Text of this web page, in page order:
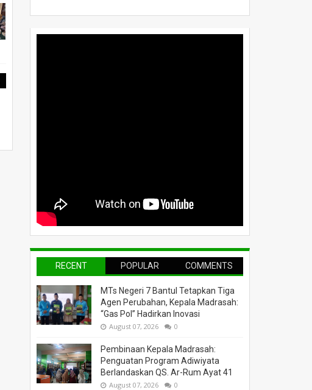
RECENT POPULAR COMMENTS
MTs Negeri 7 Bantul Tetapkan Tiga
Agen Perubahan, Kepala Madrasah:
“Gas Pol” Hadirkan Inovasi
August 07, 2026 0
Pembinaan Kepala Madrasah:
Penguatan Program Adiwiyata
Berlandaskan QS. Ar-Rum Ayat 41
August 07, 2026 0